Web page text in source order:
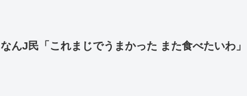
なんJ民「これまじでうまかった また食べたいわ」